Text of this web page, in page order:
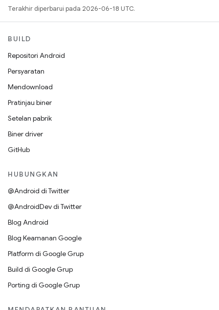
Terakhir diperbarui pada 2026-06-18 UTC.
BUILD
Repositori Android
Persyaratan
Mendownload
Pratinjau biner
Setelan pabrik
Biner driver
GitHub
HUBUNGKAN
@Android di Twitter
@AndroidDev di Twitter
Blog Android
Blog Keamanan Google
Platform di Google Grup
Build di Google Grup
Porting di Google Grup